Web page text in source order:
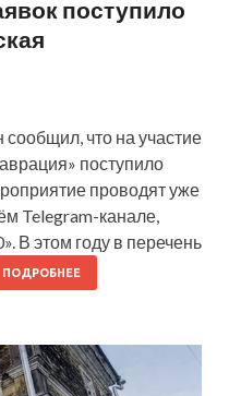
поступило
что на участие
поступило
проводят уже
Telegram-канале,
В этом году в перечень
ПОДРОБНЕЕ